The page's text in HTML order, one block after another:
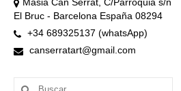
Masia Can Serrat, C/Parroquia s/n
El Bruc - Barcelona España 08294
+34 689325137 (whatsApp)
canserratart@gmail.com
Buscar